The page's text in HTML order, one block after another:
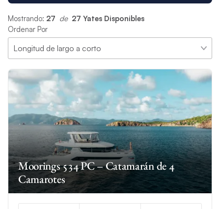
Mostrando: 27 de 27 Yates Disponibles
Ordenar Por
Moorings 534 PC – Catamarán de 4
Camarotes